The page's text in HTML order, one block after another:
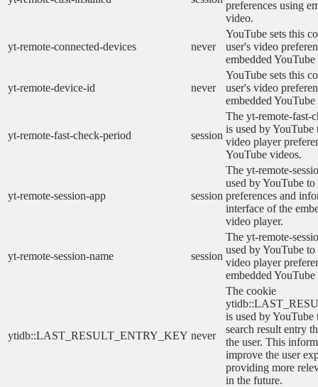
preferences using
video.
yt-remote-connected-devices never
YouTube sets this
user's video
embedded
yt-remote-device-id never
YouTube sets this
user's video
embedded
yt-remote-fast-check-period session
The yt-remote-fast-
is used by YouTube
video player
YouTube videos.
yt-remote-session-app session
The yt-remote-
used by YouTube to
preferences and
interface of the
video player.
yt-remote-session-name session
The yt-remote-
used by YouTube to
video player
embedded
ytidb::LAST_RESULT_ENTRY_KEY never
The cookie
is used by YouTube
search result entry
the user. This
improve the user
providing more
in the future.